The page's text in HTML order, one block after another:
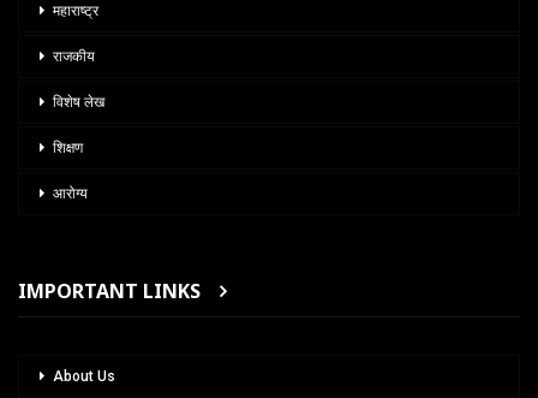
महाराष्ट्र
राजकीय
विशेष लेख
शिक्षण
आरोग्य
IMPORTANT LINKS
About Us